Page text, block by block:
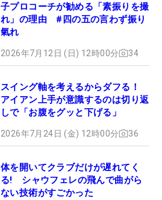
子プロコーチが勧める「素振りを撮
れ」の理由 #四の五の言わず振り
氣れ
2026年7月12日 (日) 12時00分 34
スイング軸を考えるからダフる！
アイアン上手が意識するのは切り返
しで「お腹をグッと下げる」
2026年7月24日 (金) 12時00分 36
体を開いてクラブだけが遅れてく
る! シャウフェレの飛んで曲がら
ない技術がすごかった